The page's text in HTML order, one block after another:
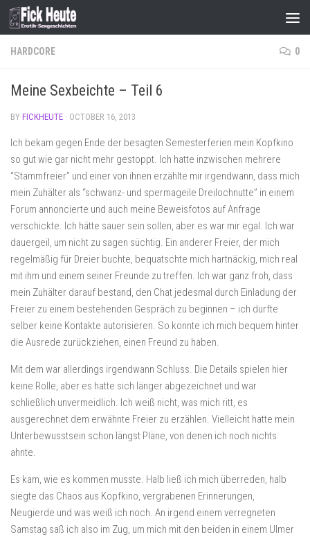
Skip to content
HARDCORE 0
Meine Sexbeichte – Teil 6
BY FICKHEUTE · OCTOBER 16, 2013
Ich bekam gegen Ende der besagten Semesterferien mein Kopfkino
so gut wie gar nicht mehr gestoppt. Ich hatte inzwischen mehrere
“Stammfreier” und einer von ihnen erzählte mir irgendwann, dass mich
mein Zuhälter als “schwanz- und spermageile Dreilochnutte” in einem
Forum annoncierte und auch meine Beweisfotos auf Anfrage
verschickte. Ich hätte sauer sein sollen, aber es war mir egal. Ich war
dauergeil, um nicht zu sagen süchtig. Ein anderer Freier, der mich
regelmäßig für Dreier buchte, bequatschte mich hartnäckig, mich real
mit ihm und einem seiner Freunde zu treffen. Ich war ganz froh, dass
mein Zuhälter darauf bestand, den Chat jedesmal durch Einladung der
Freier zu einem bestehenden Gespräch zu beginnen – ich durfte
selber keine Kontakte autorisieren. So konnte ich mich bequem hinter
die Ausrede zurückziehen, einen Freund zu haben.
Mit dem war allerdings irgendwann Schluss. Die Details spielen hier
keine Rolle, aber es hatte sich länger abgezeichnet und war
schließlich unvermeidlich. Ich weiß nicht, was mich ritt, es
ausgerechnet dem erwähnte Freier zu erzählen. Vielleicht hatte mein
Unterbewusstsein schon längst Pläne, von denen ich noch nichts
ahnte.
Es kam, wie es kommen musste. Halb ließ ich mich überreden, halb
siegte das Chaos aus Kopfkino, vergrabenen Erinnerungen,
Neugierde und was weiß ich noch. An irgend einem verregneten
Samstag saß ich also im Zug, um mich mit den beiden in einem Ulmer